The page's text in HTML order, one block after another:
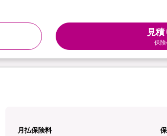
見
保
月払保険料